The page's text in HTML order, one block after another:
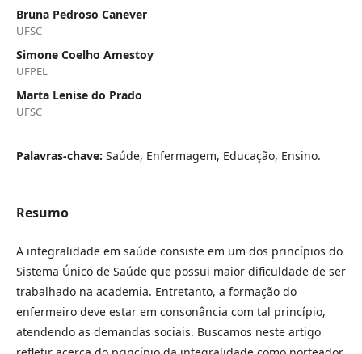
Bruna Pedroso Canever
UFSC
Simone Coelho Amestoy
UFPEL
Marta Lenise do Prado
UFSC
Palavras-chave: Saúde, Enfermagem, Educação, Ensino.
Resumo
A integralidade em saúde consiste em um dos princípios do
Sistema Único de Saúde que possui maior dificuldade de ser
trabalhado na academia. Entretanto, a formação do
enfermeiro deve estar em consonância com tal princípio,
atendendo as demandas sociais. Buscamos neste artigo